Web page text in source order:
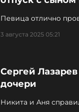
Певица отлично
3 августа 2025 05:21
Сергей
дочери
Никита и Аня